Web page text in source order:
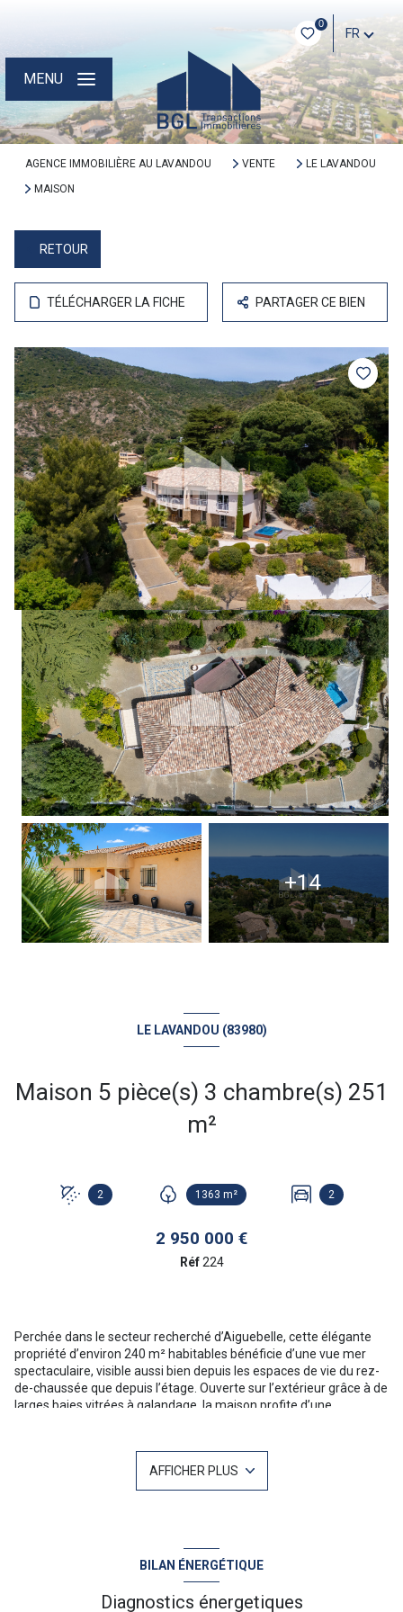
0
FR
MENU
AGENCE IMMOBILIÈRE AU LAVANDOU VENTE
LE LAVANDOU
MAISON
RETOUR
TÉLÉCHARGER LA FICHE PARTAGER CE BIEN
+14
LE LAVANDOU (83980)
Maison 5 pièce(s) 3 chambre(s) 251
m²
2 1363 m² 2
2 950 000 €
Réf224
Perchée dans le secteur recherché d’Aiguebelle, cette élégante
propriété d’environ 240 m² habitables bénéficie d’une vue mer
spectaculaire, visible aussi bien depuis les espaces de vie du rez-
de-chaussée que depuis l’étage. Ouverte sur l’extérieur grâce à de
larges baies vitrées à galandage, la maison profite d’une
Implantée sur un terrain paysager de 1 363 m², à l’abri des
regards, elle offre un cadre de vie calme et privilégié. Le jardin
soigneusement entretenu, agrémenté d’essences
disposant de ses propres espaces de vie, salons et cuisines,
permettant aussi bien une résidence familiale qu’un projet
d’accueil ou de location.
AFFICHER PLUS
BILAN ÉNERGÉTIQUE
Diagnostics énergetiques